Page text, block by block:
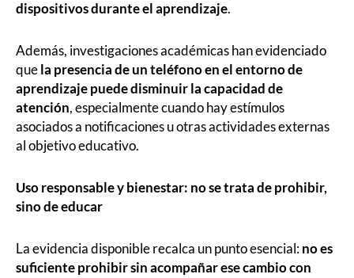
dispositivos durante el aprendizaje.
Además, investigaciones académicas han evidenciado
que la presencia de un teléfono en el entorno de
aprendizaje puede disminuir la capacidad de
atención, especialmente cuando hay estímulos
asociados a notificaciones u otras actividades externas
al objetivo educativo.
Uso responsable y bienestar: no se trata de prohibir,
sino de educar
La evidencia disponible recalca un punto esencial: no es
suficiente prohibir sin acompañar ese cambio con